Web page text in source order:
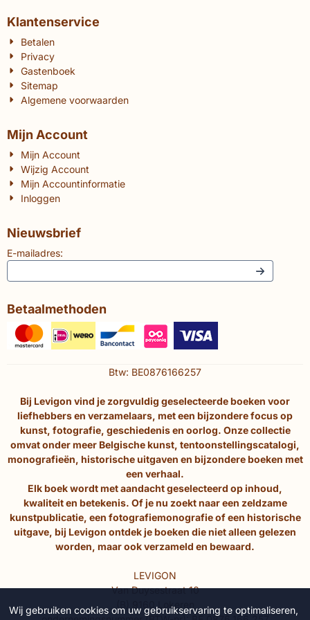
Klantenservice
Betalen
Privacy
Gastenboek
Sitemap
Algemene voorwaarden
Mijn Account
Mijn Account
Wijzig Account
Mijn Accountinformatie
Inloggen
Nieuwsbrief
E-mailadres:
Betaalmethoden
Btw: BE0876166257
Bij Levigon vind je zorgvuldig geselecteerde boeken voor
liefhebbers en verzamelaars, met een bijzondere focus op
kunst, fotografie, geschiedenis en oorlog. Onze collectie
omvat onder meer Belgische kunst, tentoonstellingscatalogi,
monografieën, historische uitgaven en bijzondere boeken met
een verhaal.
Elk boek wordt met aandacht geselecteerd op inhoud,
kwaliteit en betekenis. Of je nu zoekt naar een zeldzame
kunstpublicatie, een fotografiemonografie of een historische
uitgave, bij Levigon ontdek je boeken die niet alleen gelezen
worden, maar ook verzameld en bewaard.
LEVIGON
Van Duysestraat 10
(B) 9160 Lokeren
Wij gebruiken cookies om uw gebruikservaring te optimaliseren,